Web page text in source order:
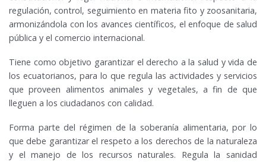
regulación, control, seguimiento en materia fito y zoosanitaria,
armonizándola con los avances científicos, el enfoque de salud
pública y el comercio internacional.
Tiene como objetivo garantizar el derecho a la salud y vida de
los ecuatorianos, para lo que regula las actividades y servicios
que proveen alimentos animales y vegetales, a fin de que
lleguen a los ciudadanos con calidad.
Forma parte del régimen de la soberanía alimentaria, por lo
que debe garantizar el respeto a los derechos de la naturaleza
y el manejo de los recursos naturales. Regula la sanidad